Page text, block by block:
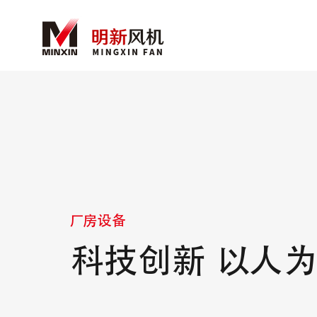
厂房设备
科技创新 以人